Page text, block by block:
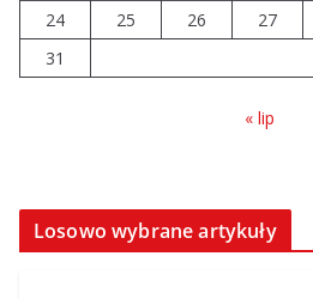
24
25 26 27
31
« lip
Losowo wybrane artykuły